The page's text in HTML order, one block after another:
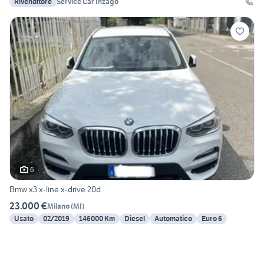
6
Bmw x3 x-line x-drive 20d
23.000 €Milano(MI)
Usato
02/2019 146000 Km Diesel Automatico Euro 6